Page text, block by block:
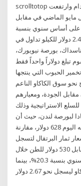
scrolltotop الإعفاء من المسؤولية وأحكام وشروط الاستخدام وارتفعت
دولار للطن خلال مايو الماضي في مقابل
على أساس سنوي بنسبة
20.4%، بينما انخفض سعر الكاكاو ليسجل نحو 2.46 دولار للكيلو تداول في
بورصة نيويورك،
تبلغ دولاراً واحداً فقط
وقد مكّنها تخمير الحبوب التي ينتجها
نحو سوق الكاكاو الناعم
الجودة، ومعيارهم
الاستراتيجية وذلك
لبورصة لندن، حيث أن
السكر الأبيض المكرر بلغ سعر الطن الواحد منه اليوم 628 دولار، مقارنة
أسعار ثمار البرتقال لتسجل
520 دولار للطن خلال ديسمبر الماضي في مقابل 530 دولار للطن خلال
نوفمبر الماضي ،بينما انخفضت على أساس سنوي بنسبة 20.3%، بينما
نحو 2.67 دولار